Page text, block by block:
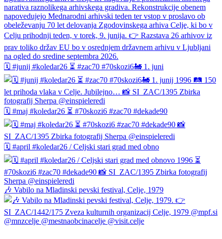
🗓️ #junij #koledar26 ⏳ #zac70 #70skozi6🚂 1. juni
🗓️ #maj #koledar26 ⏳ #70skozi6 #zac70 #dekade90
🗓️ #april #koledar26 / Celjski stari grad med obno
🎶 Vabilo na Mladinski pevski festival, Celje, 1979